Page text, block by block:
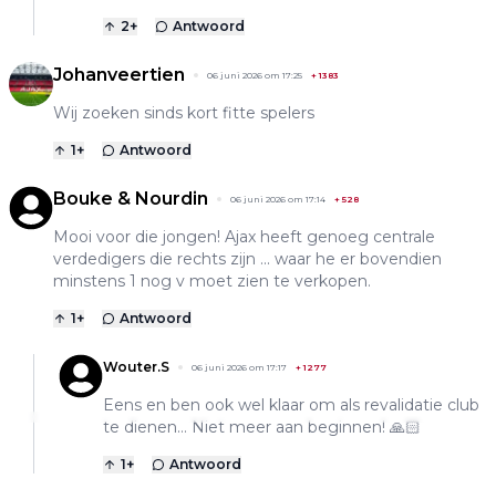
2+ Antwoord
Johanveertien 06 juni 2026 om 17:25 +1383
Wij zoeken sinds kort fitte spelers
1+ Antwoord
Bouke & Nourdin 06 juni 2026 om 17:14 + 528
Mooi voor die jongen! Ajax heeft genoeg centrale
verdedigers die rechts zijn ... waar he er bovendien
minstens 1 nog v moet zien te verkopen.
1+ Antwoord
Wouter.S 06 juni 2026 om 17:17 +1277
Eens en ben ook wel klaar om als revalidatie club
te dienen… Niet meer aan beginnen! 🙏🏻
1+ Antwoord